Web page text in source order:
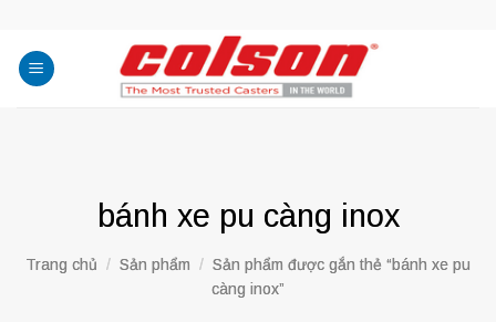
content
bánh xe pu càng inox
Trang chủ / Sản phẩm / Sản phẩm được gắn thẻ “bánh xe pu
càng inox”